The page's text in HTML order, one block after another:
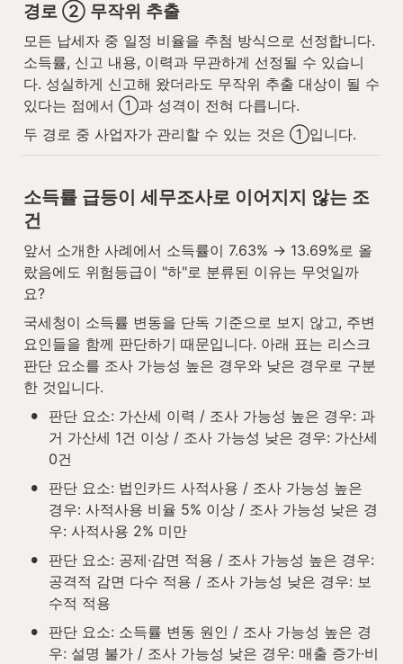
경로 ② 무작위 추출
모든 납세자 중 일정 비율을 추첨 방식으로 선정합니다.
소득률, 신고 내용, 이력과 무관하게 선정될 수 있습니
다. 성실하게 신고해 왔더라도 무작위 추출 대상이 될 수
있다는 점에서 ①과 성격이 전혀 다릅니다.
두 경로 중 사업자가 관리할 수 있는 것은 ①입니다.
소득률 급등이 세무조사로 이어지지 않는 조
건
앞서 소개한 사례에서 소득률이 7.63% → 13.69%로 올
랐음에도 위험등급이 "하"로 분류된 이유는 무엇일까
요?
국세청이 소득률 변동을 단독 기준으로 보지 않고, 주변
요인들을 함께 판단하기 때문입니다. 아래 표는 리스크
판단 요소를 조사 가능성 높은 경우와 낮은 경우로 구분
한 것입니다.
•
판단 요소: 가산세 이력 / 조사 가능성 높은 경우: 과
거 가산세 1건 이상 / 조사 가능성 낮은 경우: 가산세
0건
•
판단 요소: 법인카드 사적사용 / 조사 가능성 높은
경우: 사적사용 비율 5% 이상 / 조사 가능성 낮은 경
우: 사적사용 2% 미만
•
판단 요소: 공제·감면 적용 / 조사 가능성 높은 경우:
공격적 감면 다수 적용 / 조사 가능성 낮은 경우: 보
수적 적용
•
판단 요소: 소득률 변동 원인 / 조사 가능성 높은 경
우: 설명 불가 / 조사 가능성 낮은 경우: 매출 증가·비